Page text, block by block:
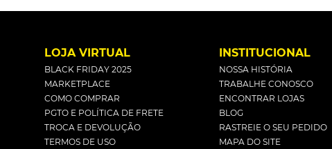
LOJA VIRTUAL
BLACK FRIDAY 2025
MARKETPLACE
COMO COMPRAR
PGTO E POLÍTICA DE FRETE
TROCA E DEVOLUÇÃO
TERMOS DE USO
INSTITUCIONAL
NOSSA HISTÓRIA
TRABALHE CONOSCO
ENCONTRAR LOJAS
BLOG
RASTREIE O SEU PEDIDO
MAPA DO SITE